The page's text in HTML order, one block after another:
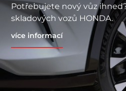
Potřebujete nový vůz
skladových vozů HONDA.
více informací